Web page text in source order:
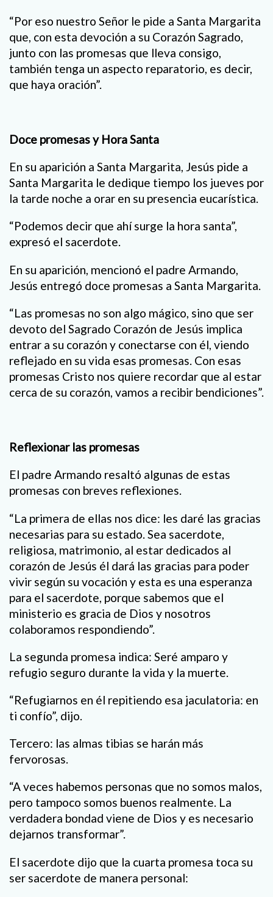
“Por eso nuestro Señor le pide a Santa Margarita
que, con esta devoción a su Corazón Sagrado,
junto con las promesas que lleva consigo,
también tenga un aspecto reparatorio, es decir,
que haya oración”.
Doce promesas y Hora Santa
En su aparición a Santa Margarita, Jesús pide a
Santa Margarita le dedique tiempo los jueves por
la tarde noche a orar en su presencia eucarística.
“Podemos decir que ahí surge la hora santa”,
expresó el sacerdote.
En su aparición, mencionó el padre Armando,
Jesús entregó doce promesas a Santa Margarita.
“Las promesas no son algo mágico, sino que ser
devoto del Sagrado Corazón de Jesús implica
entrar a su corazón y conectarse con él, viendo
reflejado en su vida esas promesas. Con esas
promesas Cristo nos quiere recordar que al estar
cerca de su corazón, vamos a recibir bendiciones”.
Reflexionar las promesas
El padre Armando resaltó algunas de estas
promesas con breves reflexiones.
“La primera de ellas nos dice: les daré las gracias
necesarias para su estado. Sea sacerdote,
religiosa, matrimonio, al estar dedicados al
corazón de Jesús él dará las gracias para poder
vivir según su vocación y esta es una esperanza
para el sacerdote, porque sabemos que el
ministerio es gracia de Dios y nosotros
colaboramos respondiendo”.
La segunda promesa indica: Seré amparo y
refugio seguro durante la vida y la muerte.
“Refugiarnos en él repitiendo esa jaculatoria: en
ti confío”, dijo.
Tercero: las almas tibias se harán más
fervorosas.
“A veces habemos personas que no somos malos,
pero tampoco somos buenos realmente. La
verdadera bondad viene de Dios y es necesario
dejarnos transformar”.
El sacerdote dijo que la cuarta promesa toca su
ser sacerdote de manera personal: